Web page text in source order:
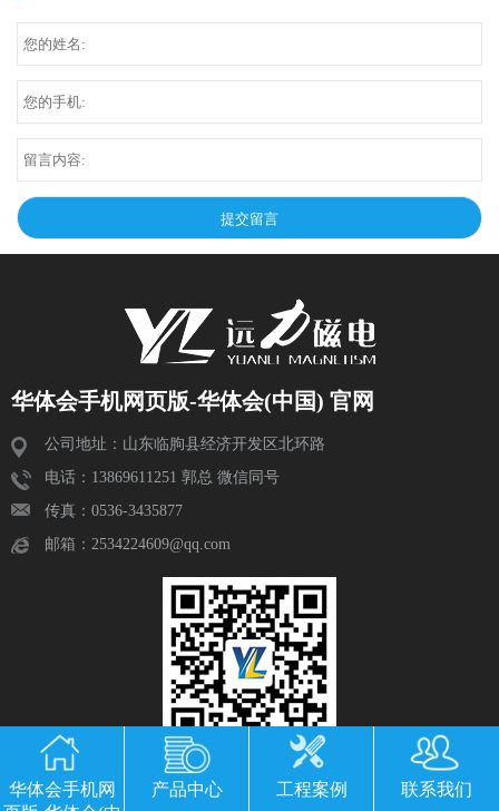
华体会手机网页版-华体会(中国) 官网
公司地址：山东临朐县经济开发区北环路
电话：13869611251 郭总 微信同号
传真：0536-3435877
邮箱：2534224609@qq.com
华体会手机网
产品中心 工程案例 联系我们